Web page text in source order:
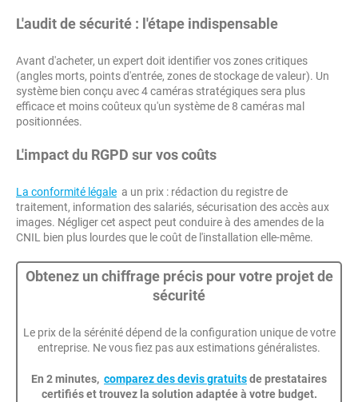
L'audit de sécurité : l'étape indispensable
Avant d'acheter, un expert doit identifier vos zones critiques
(angles morts, points d'entrée, zones de stockage de valeur). Un
système bien conçu avec 4 caméras stratégiques sera plus
efficace et moins coûteux qu'un système de 8 caméras mal
positionnées.
L'impact du RGPD sur vos coûts
La conformité légale a un prix : rédaction du registre de
traitement, information des salariés, sécurisation des accès aux
images. Négliger cet aspect peut conduire à des amendes de la
CNIL bien plus lourdes que le coût de l'installation elle-même.
Obtenez un chiffrage précis pour votre projet de
sécurité
Le prix de la sérénité dépend de la configuration unique de votre
entreprise. Ne vous fiez pas aux estimations généralistes.
En 2 minutes, comparez des devis gratuitsde prestataires
certifiés et trouvez la solution adaptée à votre budget.